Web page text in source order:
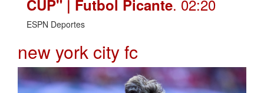
CUP" | Futbol Picante. 02:20
ESPN Deportes
new york city fc